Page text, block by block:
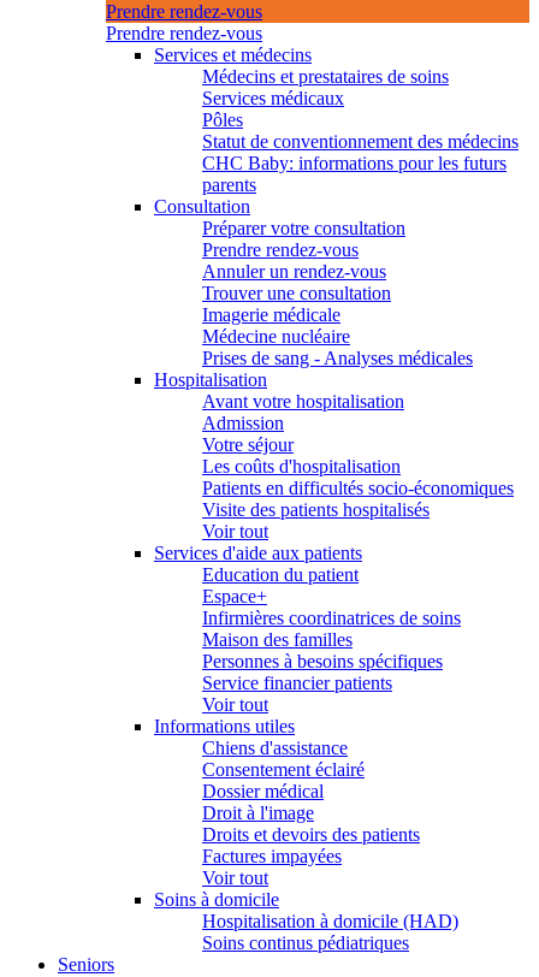
Prendre rendez-vous
Prendre rendez-vous
Services et médecins
Médecins et prestataires de soins
Services médicaux
Pôles
Statut de conventionnement des médecins
CHC Baby: informations pour les futurs
parents
Consultation
Préparer votre consultation
Prendre rendez-vous
Annuler un rendez-vous
Trouver une consultation
Imagerie médicale
Médecine nucléaire
Prises de sang - Analyses médicales
Hospitalisation
Avant votre hospitalisation
Admission
Votre séjour
Les coûts d'hospitalisation
Patients en difficultés socio-économiques
Visite des patients hospitalisés
Voir tout
Services d'aide aux patients
Education du patient
Espace+
Infirmières coordinatrices de soins
Maison des familles
Personnes à besoins spécifiques
Service financier patients
Voir tout
Informations utiles
Chiens d'assistance
Consentement éclairé
Dossier médical
Droit à l'image
Droits et devoirs des patients
Factures impayées
Voir tout
Soins à domicile
Hospitalisation à domicile (HAD)
Soins continus pédiatriques
Seniors